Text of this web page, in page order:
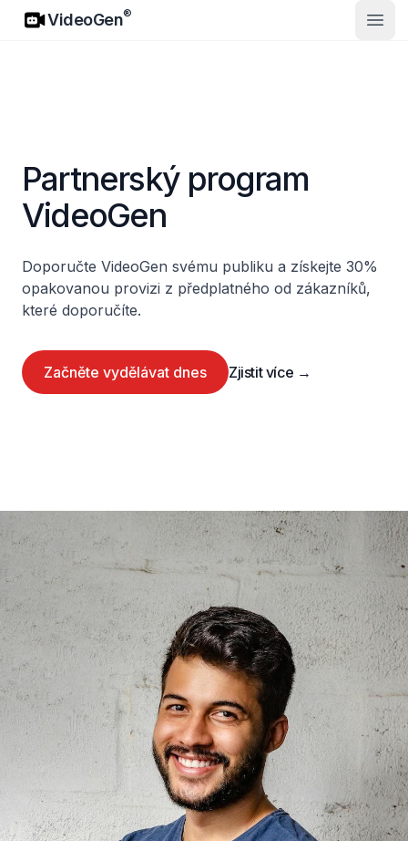
VideoGen
VideoGen®
Partnerský program
VideoGen
Doporučte VideoGen svému publiku a získejte 30%
opakovanou provizi z předplatného od zákazníků,
které doporučíte.
Začněte vydělávat dnes Zjistit více →